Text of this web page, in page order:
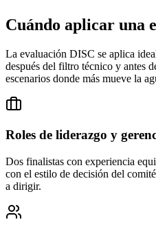
Cuándo aplicar una
La evaluación DISC se aplica
después del filtro técnico y antes
escenarios donde más mueve la
Roles de liderazgo y
Dos finalistas con experiencia
con el estilo de decisión del
a dirigir.